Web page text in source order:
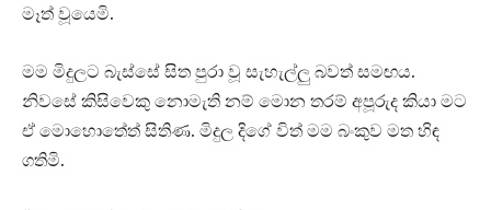
මෑත් වූයෙමි.
මම මිදුලට බැස්සේ සිත පුරා වූ සැහැල්ලු බවත් සමඟය.
නිවසේ කිසිවෙකු නොමැති නම් මොන තරම් අපූරුද කියා මට
ඒ මොහොතේත් සිතිණ. මිදුල දිගේ විත් මම බංකුව මත හිඳ
ගතිමි.